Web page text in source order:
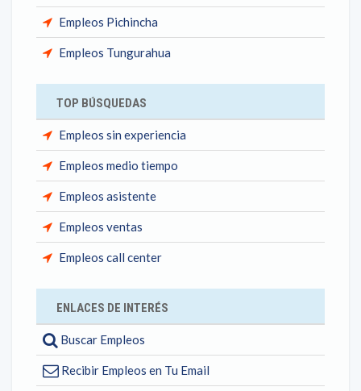
Empleos Pichincha
Empleos Tungurahua
TOP BÚSQUEDAS
Empleos sin experiencia
Empleos medio tiempo
Empleos asistente
Empleos ventas
Empleos call center
ENLACES DE INTERÉS
Buscar Empleos
Recibir Empleos en Tu Email